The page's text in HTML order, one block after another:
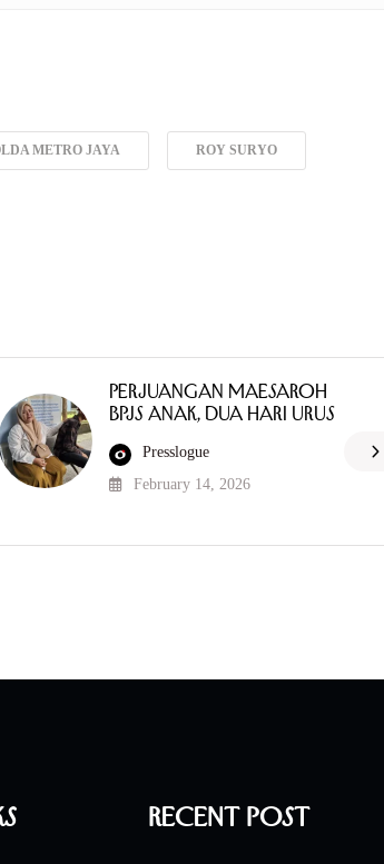
METRO JAYA ROY SURYO
Perjuangan Maesaroh
BPJS Anak, Dua Hari Urus
Presslogue
February 14, 2026
Recent Post